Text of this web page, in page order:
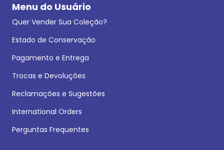
Menu do Usuário
Quer Vender Sua Coleção?
Estado de Conservação
Pagamento e Entrega
Trocas e Devoluções
Reclamações e Sugestões
International Orders
Perguntas Frequentes